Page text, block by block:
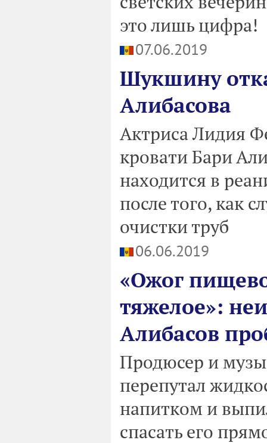
это лишь цифра!
07.06.2019
Шукшину
Алибасова
Актриса Лидия
кровати Бари
находится в
после того, как
очистки труб
06.06.2019
«Ожог
тяжелое»:
Алибасов
Продюсер и
перепутал
напитком и
спасать его